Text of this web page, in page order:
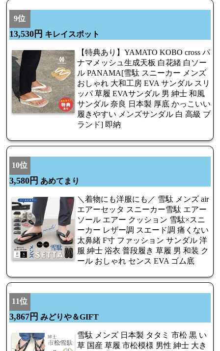
9位
13,530円 キレイスポット
【特典あり】YAMATO KOBO cross パ
ナマメッシュ生成天板 白花緒 白ソー
ル PANAMA[雪駄 スニーカー メンズ
おしゃれ 大和工房 EVA サンダル スリ
ッパ 草履 EVAサンダル 男 紳士 和風
サンダル 奈良 日本製 厚底 かっこいい
履きやすい メンズサンダル 白 高級 ブ
ランド] 即納
10位
3,580円 あめてまり
＼着物にも洋服にも／ 雪駄 メンズ air
エアーセッタ スニーカー雪駄 エアー
ソール エアー クッション 雪駄×スニ
ーカー レザー調 スエード調 痛くない
太鼻緒 F寸 ファッション サンダル 洋
服 紳士 浴衣 普段履き 草履 男 和装 ク
ール おしゃれ センス EVA ゴム底
11位
3,867円 みどりや＆GIFT
雪駄 メンズ 日本製 タタミ 市松 黒 い
草 国産 草履 市松模様 男性 紳士 大き